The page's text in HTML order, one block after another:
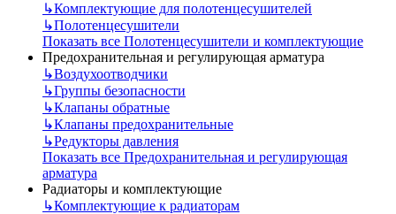
↳Комплектующие для полотенцесушителей
↳Полотенцесушители
Показать все Полотенцесушители и комплектующие
Предохранительная и регулирующая арматура
↳Воздухоотводчики
↳Группы безопасности
↳Клапаны обратные
↳Клапаны предохранительные
↳Редукторы давления
Показать все Предохранительная и регулирующая
арматура
Радиаторы и комплектующие
↳Комплектующие к радиаторам